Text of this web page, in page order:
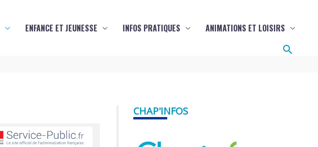
ENFANCE ET JEUNESSE INFOS PRATIQUES ANIMATIONS ET LOISIRS
CHAP'INFOS